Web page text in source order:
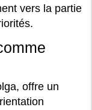
vers la partie
offre un